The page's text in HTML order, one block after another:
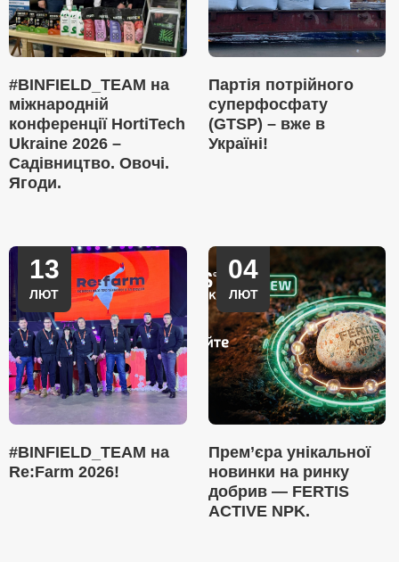
#BINFIELD_TEAM на
міжнародній
конференції HortiTech
Ukraine 2026 –
Садівництво. Овочі.
Ягоди.
Партія потрійного
суперфосфату
(GTSP) – вже в
Україні!
13
ЛЮТ
#BINFIELD_TEAM на
Re:Farm 2026!
04
ЛЮТ
Прем’єра унікальної
новинки на ринку
добрив — FERTIS
ACTIVE NPK.